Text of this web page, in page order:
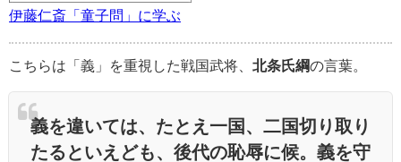
伊藤仁斎「童子問」に学ぶ
こちらは「義」を重視した戦国武将、 北条氏綱の言葉。
義を違いては、たとえ一国、二国切り取り
たるといえども、後代の恥辱に候。義を守